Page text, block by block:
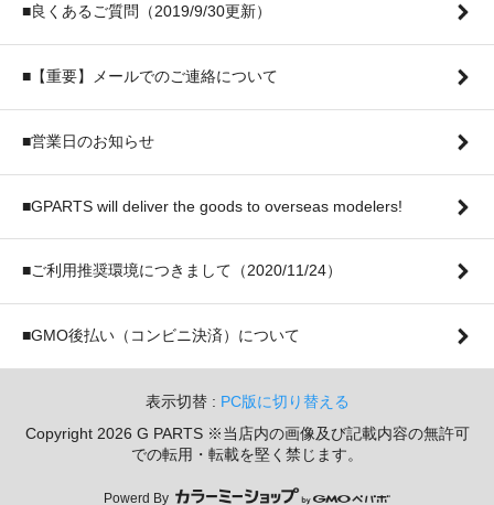
■良くあるご質問（2019/9/30更新）
■【重要】メールでのご連絡について
■営業日のお知らせ
■GPARTS will deliver the goods to overseas modelers!
■ご利用推奨環境につきまして（2020/11/24）
■GMO後払い（コンビニ決済）について
表示切替 : PC版に切り替える
Copyright 2026 G PARTS ※当店内の画像及び記載内容の無許可
での転用・転載を堅く禁じます。
Powerd By